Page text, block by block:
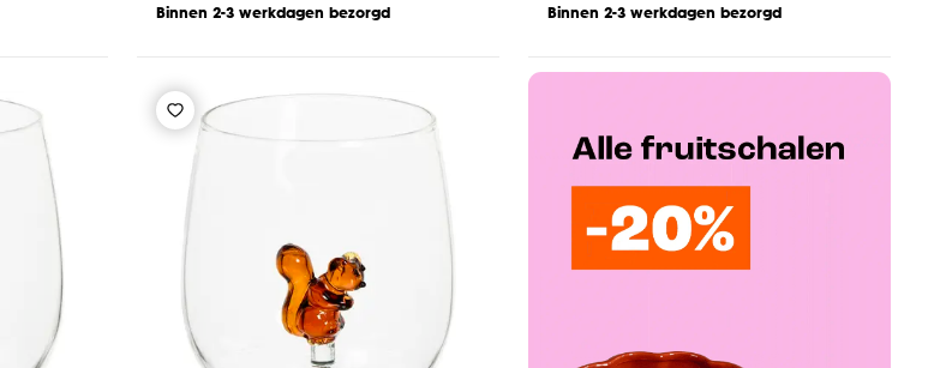
Binnen 2-3 werkdagen bezorgd Binnen 2-3 werkdagen bezorgd